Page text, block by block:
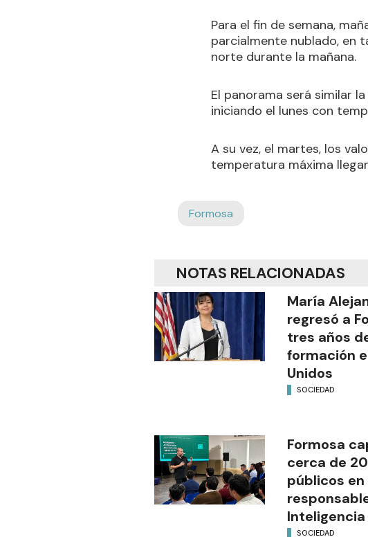
Para el fin de semana,
parcialmente nublado, en
norte durante la mañana.
El panorama será similar
iniciando el lunes con
A su vez, el martes, los
temperatura máxima
Formosa
NOTAS RELACIONADAS
María
regresó a
tres años
formación
Unidos
SOCIEDAD
Formosa
cerca de
públicos en
SOCIEDAD